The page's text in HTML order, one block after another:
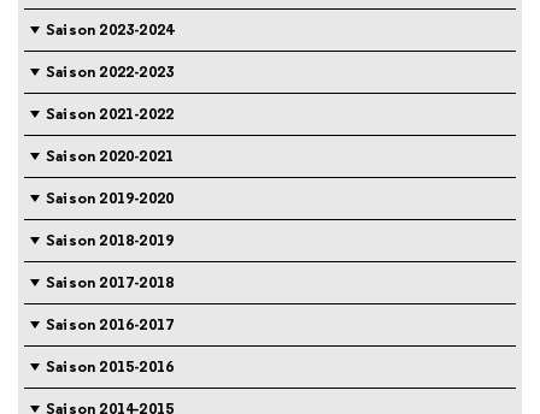
Saison 2023-2024
Saison 2022-2023
Saison 2021-2022
Saison 2020-2021
Saison 2019-2020
Saison 2018-2019
Saison 2017-2018
Saison 2016-2017
Saison 2015-2016
Saison 2014-2015